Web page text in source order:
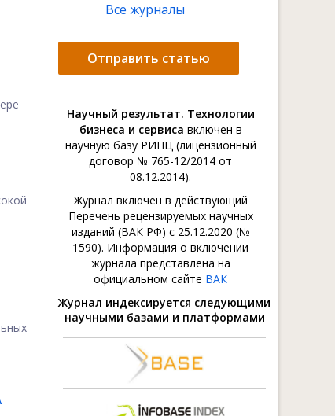
Все журналы
Отправить статью
Научный результат. Технологии
бизнеса и сервиса включен в
научную базу РИНЦ (лицензионный
договор № 765-12/2014 от
08.12.2014).
Журнал включен в действующий
Перечень рецензируемых научных
изданий (ВАК РФ) с 25.12.2020 (№
1590). Информация о включении
журнала представлена на
официальном сайте ВАК
Журнал индексируется следующими
научными базами и платформами